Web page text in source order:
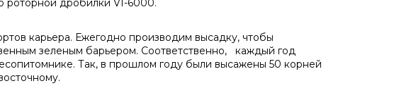
роторной дробилки VI-6000.
карьера. Ежегодно производим высадку, чтобы
зеленым барьером. Соответственно, каждый год
Так, в прошлом году были высажены 50 корней